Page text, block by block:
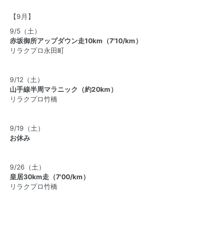
【9月】
9/5（土）
赤坂御所アップダウン走10km（7'10/km）
リラクプロ永田町
9/12（土）
山手線半周マラニック（約20km）
リラクプロ竹橋
9/19（土）
お休み
9/26（土）
皇居30km走（7'00/km）
リラクプロ竹橋